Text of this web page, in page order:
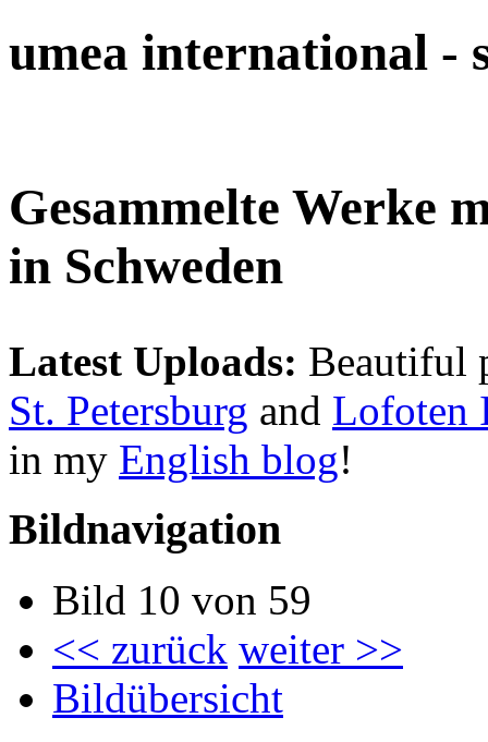
umea international -
Gesammelte Werke
in Schweden
Latest Uploads: Beautiful
St. Petersburg and Lofoten
in my English blog!
Bildnavigation
Bild 10 von 59
<< zurück weiter >>
Bildübersicht